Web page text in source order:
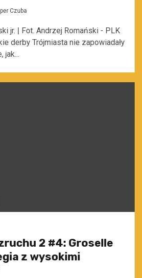
Czuba
jr. | Fot. Andrzej Romański - PLK
derby Trójmiasta nie zapowiadały
jak...
2 #4: Groselle
z wysokimi